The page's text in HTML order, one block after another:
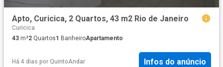
Apto, Curicica, 2 Quartos, 43 m2 Rio de Janeiro
Curicica
43 m²2 Quartos1 BanheiroApartamento
Há 4 dias por QuintoAndar Infos do anúncio